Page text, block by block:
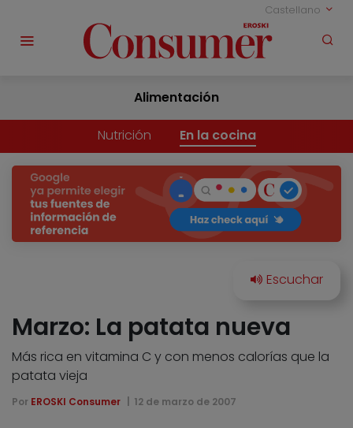
Castellano
Alimentación
Nutrición En la cocina
Marzo: La patata nueva
Más rica en vitamina C y con menos calorías que la
patata vieja
Por EROSKI Consumer 12 de marzo de 2007